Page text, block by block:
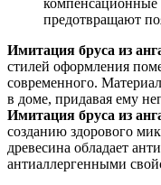
предотвращают
Имитация бруса из
стилей оформления
современного.
в доме, придавая ему
Имитация бруса из
созданию здорового
древесина обладает
антиаллергенными